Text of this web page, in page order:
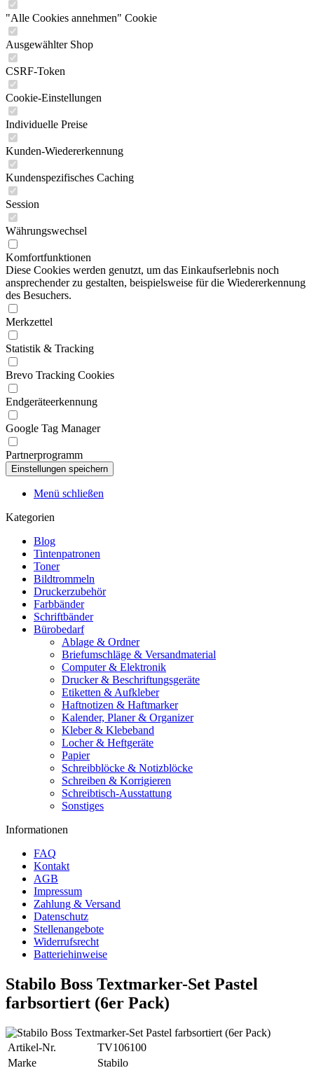
"Alle Cookies annehmen" Cookie
Ausgewählter Shop
CSRF-Token
Cookie-Einstellungen
Individuelle Preise
Kunden-Wiedererkennung
Kundenspezifisches Caching
Session
Währungswechsel
Komfortfunktionen
Diese Cookies werden genutzt, um das Einkaufserlebnis noch
ansprechender zu gestalten, beispielsweise für die Wiedererkennung
des Besuchers.
Merkzettel
Statistik & Tracking
Brevo Tracking Cookies
Endgeräteerkennung
Google Tag Manager
Partnerprogramm
Menü schließen
Kategorien
Blog
Tintenpatronen
Toner
Bildtrommeln
Druckerzubehör
Farbbänder
Schriftbänder
Bürobedarf
Ablage & Ordner
Briefumschläge & Versandmaterial
Computer & Elektronik
Drucker & Beschriftungsgeräte
Etiketten & Aufkleber
Haftnotizen & Haftmarker
Kalender, Planer & Organizer
Kleber & Klebeband
Locher & Heftgeräte
Papier
Schreibblöcke & Notizblöcke
Schreiben & Korrigieren
Schreibtisch-Ausstattung
Sonstiges
Informationen
FAQ
Kontakt
AGB
Impressum
Zahlung & Versand
Datenschutz
Stellenangebote
Widerrufsrecht
Batteriehinweise
Stabilo Boss Textmarker-Set Pastel
farbsortiert (6er Pack)
Artikel-Nr.
TV106100
Marke
Stabilo